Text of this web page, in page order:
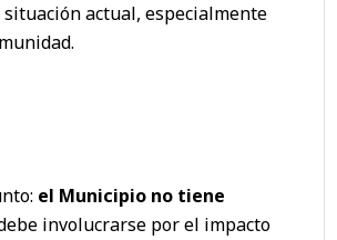
actual, especialmente
el Municipio no tiene
involucrarse por el impacto